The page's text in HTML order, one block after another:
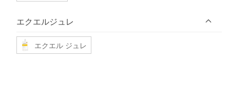
エクエルジュレ
エクエル ジュレ